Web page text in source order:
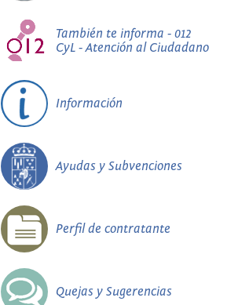
También te informa - 012
CyL - Atención al Ciudadano
Información
Ayudas y Subvenciones
Perfil de contratante
Quejas y Sugerencias